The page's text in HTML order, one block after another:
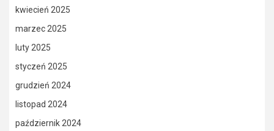
kwiecień 2025
marzec 2025
luty 2025
styczeń 2025
grudzień 2024
listopad 2024
październik 2024